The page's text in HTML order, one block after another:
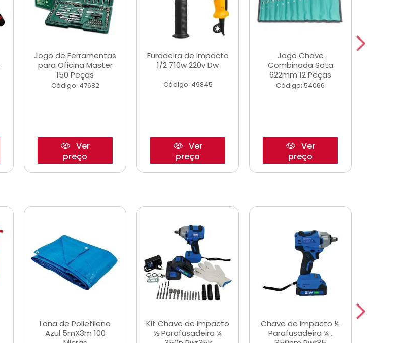
Jogo de Ferramentas
para Oficina Master
150 Peças
Código: 47682
Ver
preço
Furadeira de Impacto
1/2 710w 220v Dw
Código: 49845
Ver
preço
Jogo Chave
Combinada Sata
622mm 12 Peças
Código: 54066
Ver
preço
Lona de Polietileno
Azul 5mX3m 100
Kit Chave de Impacto
½ Parafusadeira ¼
Chave de Impacto ½
Parafusadeira ¼ .